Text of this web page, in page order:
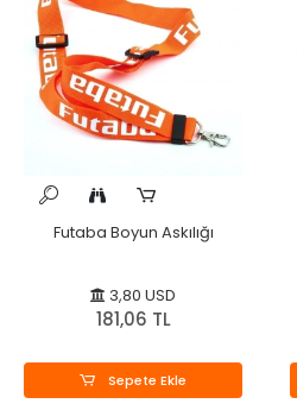
Futaba Boyun Askılığı
3,80 USD
181,06 TL
Sepete Ekle